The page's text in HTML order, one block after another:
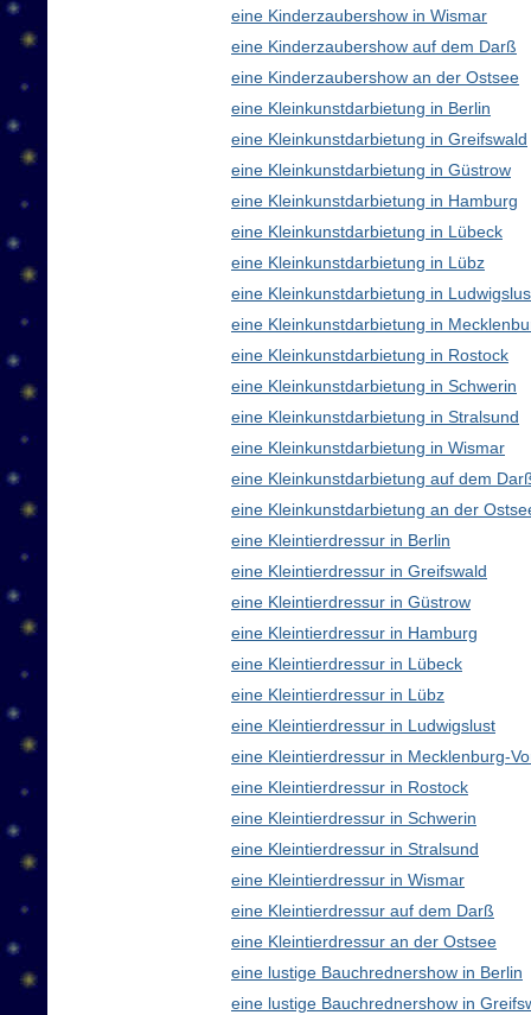
eine Kinderzaubershow in Wismar
eine Kinderzaubershow auf dem Darß
eine Kinderzaubershow an der Ostsee
eine Kleinkunstdarbietung in Berlin
eine Kleinkunstdarbietung in Greifswald
eine Kleinkunstdarbietung in Güstrow
eine Kleinkunstdarbietung in Hamburg
eine Kleinkunstdarbietung in Lübeck
eine Kleinkunstdarbietung in Lübz
eine Kleinkunstdarbietung in
eine Kleinkunstdarbietung in
eine Kleinkunstdarbietung in Rostock
eine Kleinkunstdarbietung in Schwerin
eine Kleinkunstdarbietung in Stralsund
eine Kleinkunstdarbietung in Wismar
eine Kleinkunstdarbietung auf dem
eine Kleinkunstdarbietung an der
eine Kleintierdressur in Berlin
eine Kleintierdressur in Greifswald
eine Kleintierdressur in Güstrow
eine Kleintierdressur in Hamburg
eine Kleintierdressur in Lübeck
eine Kleintierdressur in Lübz
eine Kleintierdressur in Ludwigslust
eine Kleintierdressur in Mecklenburg-
eine Kleintierdressur in Rostock
eine Kleintierdressur in Schwerin
eine Kleintierdressur in Stralsund
eine Kleintierdressur in Wismar
eine Kleintierdressur auf dem Darß
eine Kleintierdressur an der Ostsee
eine lustige Bauchrednershow in Berlin
eine lustige Bauchrednershow in